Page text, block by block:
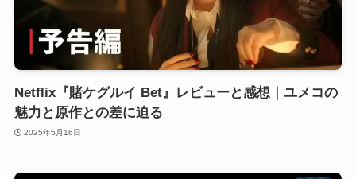
Netflix『賭ケグルイ Bet』レビューと感想｜ユメコの
魅力と原作との差に迫る
2025年5月16日